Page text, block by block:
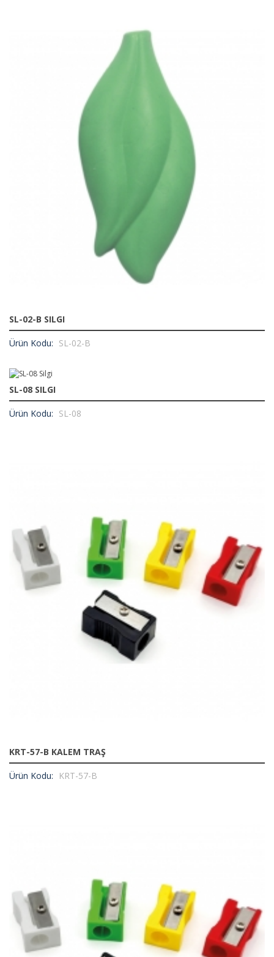
SL-02-B SILGI
Ürün Kodu: SL-02-B
SL-08 SILGI
Ürün Kodu: SL-08
KRT-57-B KALEM TRAŞ
Ürün Kodu: KRT-57-B